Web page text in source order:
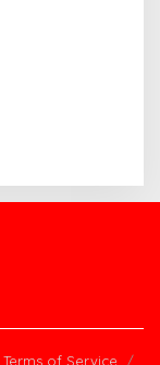
Terms of Service